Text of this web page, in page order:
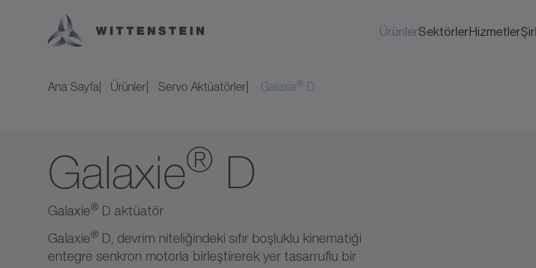
ÜrünlerSektörlerHizmetler
Ana Sayfa Ürünler Servo Aktüatörler Galaxie® D
Galaxie® D
Galaxie® D aktüatör
Galaxie® D, devrim niteliğindeki sıfır boşluklu kinematiği
entegre senkron motorla birleştirerek yer tasarruflu bir